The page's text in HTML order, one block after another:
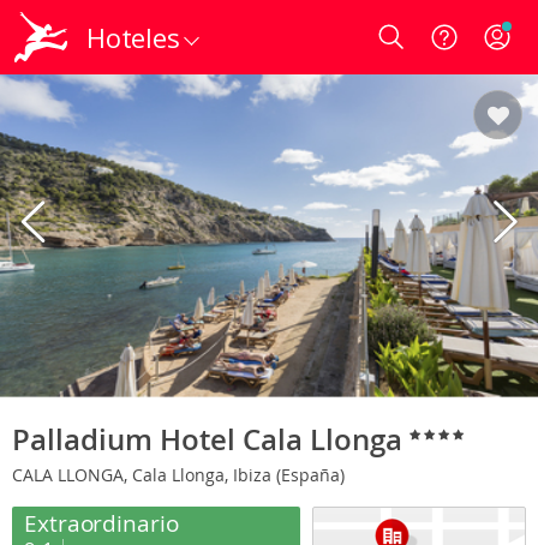
Hoteles Login
Palladium Hotel Cala Llonga
CALA LLONGA, Cala Llonga, Ibiza (España)
Extraordinario